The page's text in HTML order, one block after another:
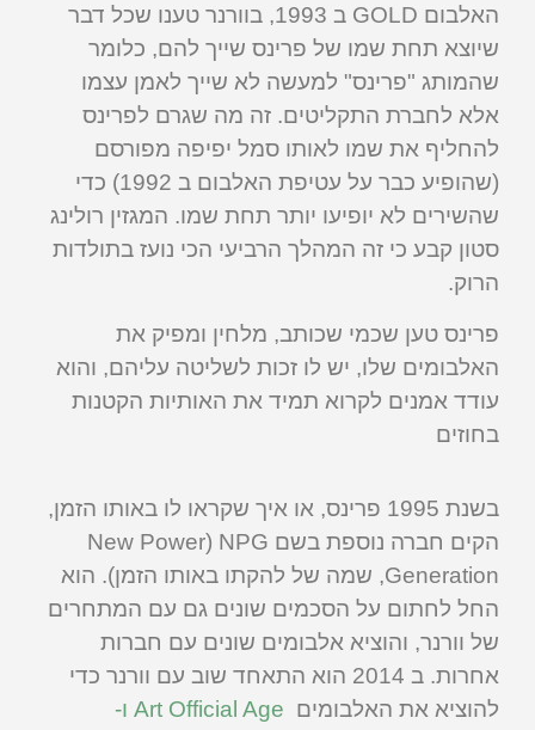
האלבום GOLD ב 1993, בוורנר טענו שכל דבר
שיוצא תחת שמו של פרינס שייך להם, כלומר
שהמותג "פרינס" למעשה לא שייך לאמן עצמו
אלא לחברת התקליטים. זה מה שגרם לפרינס
להחליף את שמו לאותו סמל יפיפה מפורסם
(שהופיע כבר על עטיפת האלבום ב 1992) כדי
שהשירים לא יופיעו יותר תחת שמו. המגזין רולינג
סטון קבע כי זה המהלך הרביעי הכי נועז בתולדות
הרוק.
פרינס טען שכמי שכותב, מלחין ומפיק את
האלבומים שלו, יש לו זכות לשליטה עליהם, והוא
עודד אמנים לקרוא תמיד את האותיות הקטנות
בחוזים
בשנת 1995 פרינס, או איך שקראו לו באותו הזמן,
הקים חברה נוספת בשם NPG (New Power
Generation, שמה של להקתו באותו הזמן). הוא
החל לחתום על הסכמים שונים גם עם המתחרים
של וורנר, והוציא אלבומים שונים עם חברות
אחרות. ב 2014 הוא התאחד שוב עם וורנר כדי
להוציא את האלבומים
Art Official Age ו-